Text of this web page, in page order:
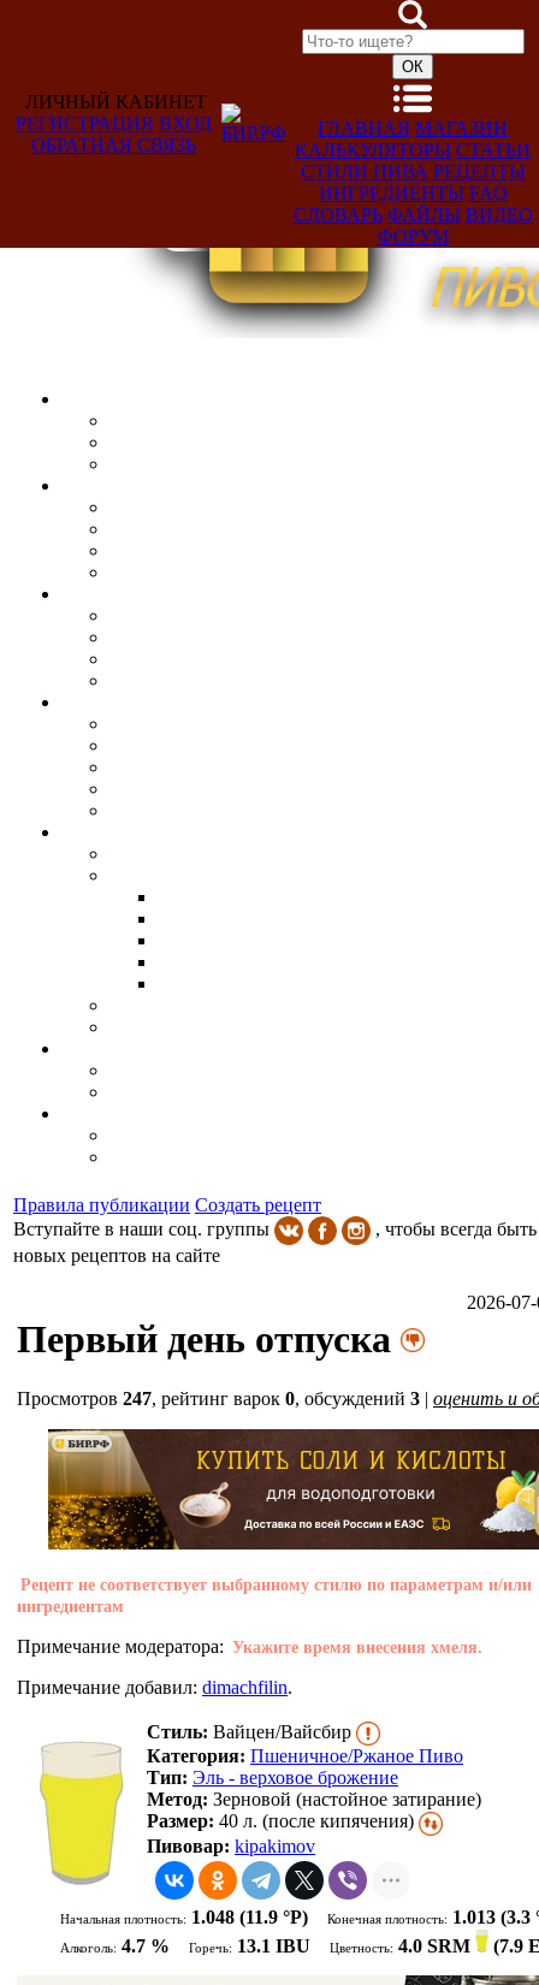
Добро
ЛИЧНЫЙ КАБИНЕТ
РЕГИСТРАЦИЯ ВХОД
ОБРАТНАЯ СВЯЗЬ
ГЛАВНАЯ МАГАЗИН
КАЛЬКУЛЯТОРЫ СТАТЬИ
СТИЛИ ПИВА РЕЦЕПТЫ
ИНГРЕДИЕНТЫ FAQ
СЛОВАРЬ ФАЙЛЫ ВИДЕО
ФОРУМ
Правила публикации Создать рецепт
Вступайте в наши соц. группы
, чтобы всегда
новых рецептов на сайте
2026-
Первый день отпуска
Просмотров 247, рейтинг варок 0, обсуждений 3 | оценить и
Рецепт не соответствует выбранному стилю по параметрам и/или
ингредиентам
Примечание модератора: Укажите время внесения хмеля.
Примечание добавил: dimachfilin.
Стиль: Вайцен/Вайсбир
Категория: Пшеничное/Ржаное Пиво
Тип: Эль - верховое брожение
Метод: Зерновой (настойное затирание)
Размер: 40 л. (после кипячения)
Пивовар: kipakimov
Начальная плотность: 1.048 (11.9 °P) Конечная плотность: 1.013 (3.3
Алкоголь: 4.7 % Горечь: 13.1 IBU Цветность: 4.0 SRM (7.9